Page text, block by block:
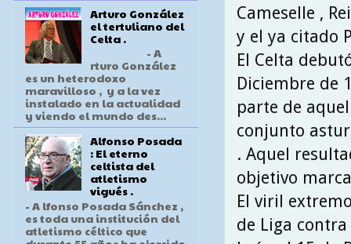
Cameselle ,
y el ya citado
El Celta
Diciembre de
parte de
conjunto
. Aquel
objetivo
El viril
de Liga
Arturo González
el tertuliano del
Celta .
- A
rturo González
es un heterodoxo
maravilloso , y a la vez
instalado en la actualidad
y viendo el mundo des...
Alfonso Posada
: El eterno
celtista del
atletismo
vigués .
- A lfonso Posada Sánchez ,
es toda una institución del
atletismo céltico que